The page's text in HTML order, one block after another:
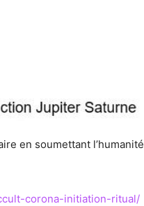
en soumettant l’humanité
corona-initiation-ritual/